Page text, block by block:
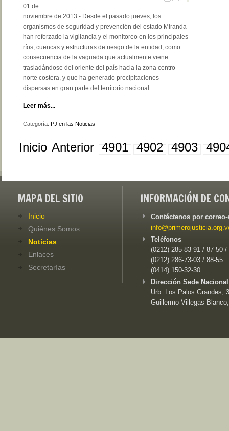
01 de
noviembre de 2013.- Desde el pasado jueves, los
organismos de seguridad y prevención del estado Miranda
han reforzado la vigilancia y el monitoreo en los principales
ríos, cuencas y estructuras de riesgo de la entidad, como
consecuencia de la vaguada que actualmente viene
trasladándose del oriente del país hacia la zona centro
norte costera, y que ha generado precipitaciones
dispersas en gran parte del territorio nacional.
Leer más...
Categoría: PJ en las Noticias
Inicio Anterior 4901 4902 4903
MAPA DEL SITIO
Inicio
Quiénes Somos
Noticias
Enlaces
Secretarías
INFORMACIÓN DE
Contáctenos por
Teléfonos
(0212) 285-83-91 / 87-50 /
(0212) 286-73-03 / 88-55
(0414) 150-32-30
Dirección Sede
Urb. Los Palos Grandes,
Guillermo Villegas